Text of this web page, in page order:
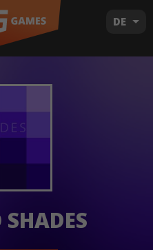
DE